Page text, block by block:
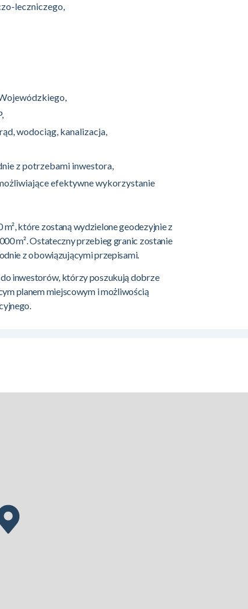
leczniczego,
wodociąg, kanalizacja,
z potrzebami inwestora,
efektywne wykorzystanie
które zostaną wydzielone geodezyjnie z
m². Ostateczny przebieg granic zostanie
z obowiązującymi przepisami.
inwestorów, którzy poszukują dobrze
planem miejscowym i możliwością